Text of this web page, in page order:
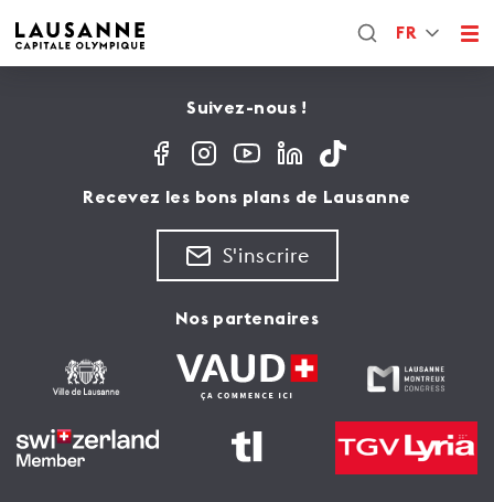
FR
Suivez-nous !
Recevez les bons plans de Lausanne
S'inscrire
Nos partenaires